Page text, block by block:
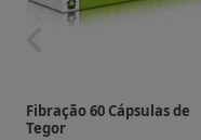
Fibração 60 Cápsulas de
Tegor